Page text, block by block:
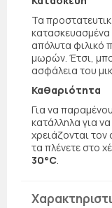
Τα
απόλυτα φιλικό
μωρών. Έτσι,
ασφάλεια του
Καθαριότητα
Για να
κατάλληλα για
χρειάζονται
τα πλένετε στο
30°C